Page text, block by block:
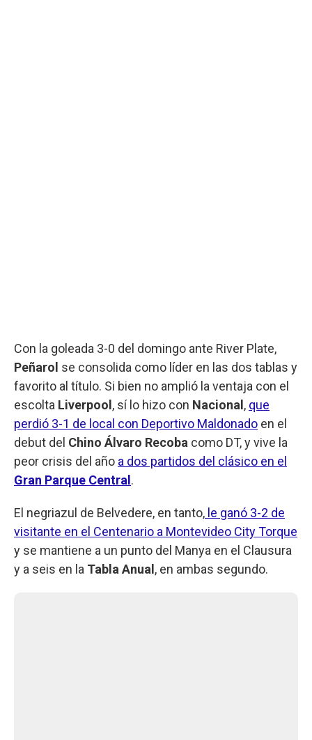
Con la goleada 3-0 del domingo ante River Plate,
Peñarol se consolida como líder en las dos tablas y
favorito al título. Si bien no amplió la ventaja con el
escolta Liverpool , sí lo hizo con Nacional , que
perdió 3-1 de local con Deportivo Maldonado en el
debut del Chino Álvaro Recoba como DT, y vive la
peor crisis del año a dos partidos del clásico en el
Gran Parque Central .
El negriazul de Belvedere, en tanto, le ganó 3-2 de
visitante en el Centenario a Montevideo City Torque
y se mantiene a un punto del Manya en el Clausura
y a seis en la Tabla Anual , en ambas segundo.